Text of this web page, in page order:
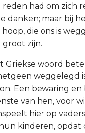
had om zich
danken; maar bij
die ons is
groot zijn.
Griekse woord
weggelegd
Een bewaring en
van hen, voor
hier op
kinderen, opdat